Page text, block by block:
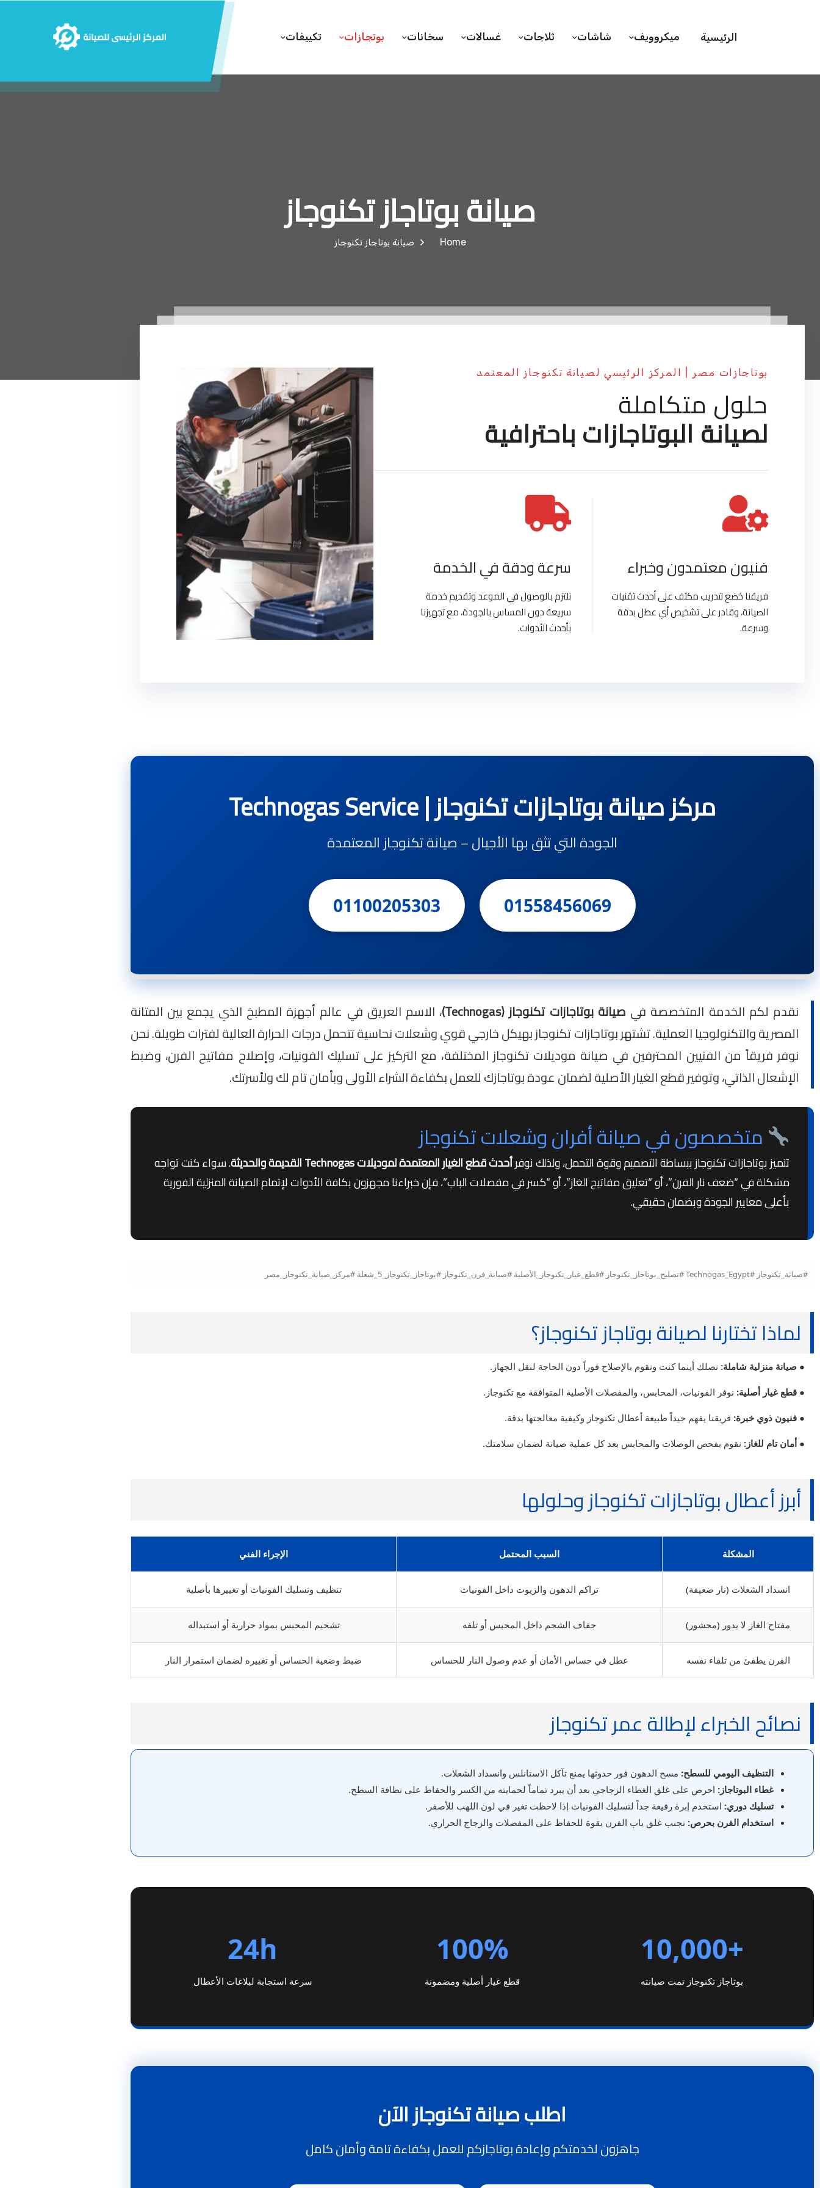
الرئيسية ميكروويف شاشات ثلاجات غسالات سخانات بوتجازات تكييفات
صيانة بوتاجاز تكنوجاز
Home صيانة بوتاجاز تكنوجاز
بوتاجازات مصر | المركز الرئيسي لصيانة تكنوجاز المعتمد
حلول متكاملة
لصيانة البوتاجازات باحترافية
فنيون معتمدون وخبراء
فريقنا خضع لتدريب مكثف على أحدث تقنيات
الصيانة، وقادر على تشخيص أي عطل بدقة
وسرعة.
سرعة ودقة في الخدمة
نلتزم بالوصول في الموعد وتقديم خدمة
سريعة دون المساس بالجودة، مع تجهيزنا
بأحدث الأدوات.
مركز صيانة بوتاجازات تكنوجاز | Technogas Service
الجودة التي تثق بها الأجيال – صيانة تكنوجاز المعتمدة
01558456069
01100205303
نقدم لكم الخدمة المتخصصة في صيانة بوتاجازات تكنوجاز (Technogas)
، الاسم العريق في عالم أجهزة المطبخ الذي يجمع بين المتانة
المصرية والتكنولوجيا العملية. تشتهر بوتاجازات تكنوجاز بهيكل خارجي قوي وشعلات نحاسية تتحمل درجات الحرارة العالية لفترات طويلة. نحن
نوفر فريقاً من الفنيين المحترفين في صيانة موديلات تكنوجاز المختلفة، مع التركيز على تسليك الفونيات، وإصلاح مفاتيح الفرن، وضبط
الإشعال الذاتي، وتوفير قطع الغيار الأصلية لضمان عودة بوتاجازك للعمل بكفاءة الشراء الأولى وبأمان تام لك ولأسرتك.
متخصصون في صيانة أفران وشعلات تكنوجاز
تتميز بوتاجازات تكنوجاز ببساطة التصميم وقوة التحمل، ولذلك نوفرأحدث قطع الغيار المعتمدة لموديلات Technogas القديمة والحديثة
. سواء كنت تواجه
مشكلة في “ضعف نار الفرن”، أو “تعليق مفاتيح الغاز”، أو “كسر في مفصلات الباب”، فإن خبراءنا مجهزون بكافة الأدوات لإتمام الصيانة المنزلية الفورية
بأعلى معايير الجودة وبضمان حقيقي.
#صيانة_تكنوجاز #Technogas_Egypt #تصليح_بوتاجاز_تكنوجاز #قطع_غيار_تكنوجاز_الأصلية #صيانة_فرن_تكنوجاز #بوتاجاز_تكنوجاز_5_شعلة #مركز_صيانة_تكنوجاز_مصر
لماذا تختارنا لصيانة بوتاجاز تكنوجاز؟
● صيانة منزلية شاملة: نصلك أينما كنت ونقوم بالإصلاح فوراً دون الحاجة لنقل الجهاز.
● قطع غيار أصلية: نوفر الفونيات، المحابس، والمفصلات الأصلية المتوافقة مع تكنوجاز.
● فنيون ذوي خبرة: فريقنا يفهم جيداً طبيعة أعطال تكنوجاز وكيفية معالجتها بدقة.
● أمان تام للغاز: نقوم بفحص الوصلات والمحابس بعد كل عملية صيانة لضمان سلامتك.
أبرز أعطال بوتاجازات تكنوجاز وحلولها
المشكلة السبب المحتمل الإجراء الفني
انسداد الشعلات (نار ضعيفة) تراكم الدهون والزيوت داخل الفونيات تنظيف وتسليك الفونيات أو تغييرها بأصلية
مفتاح الغاز لا يدور (محشور) جفاف الشحم داخل المحبس أو تلفه تشحيم المحبس بمواد حرارية أو استبداله
الفرن يطفئ من تلقاء نفسه عطل في حساس الأمان أو عدم وصول النار للحساس ضبط وضعية الحساس أو تغييره لضمان استمرار النار
نصائح الخبراء لإطالة عمر تكنوجاز
التنظيف اليومي للسطح: مسح الدهون فور حدوثها يمنع تآكل الاستانلس وانسداد الشعلات.
غطاء البوتاجاز: احرص على غلق الغطاء الزجاجي بعد أن يبرد تماماً لحمايته من الكسر والحفاظ على نظافة السطح.
تسليك دوري: استخدم إبرة رفيعة جداً لتسليك الفونيات إذا لاحظت تغير في لون اللهب للأصفر.
استخدام الفرن بحرص: تجنب غلق باب الفرن بقوة للحفاظ على المفصلات والزجاج الحراري.
+10,000
بوتاجاز تكنوجاز تمت صيانته
100%
قطع غيار أصلية ومضمونة
24h
سرعة استجابة لبلاغات الأعطال
اطلب صيانة تكنوجاز الآن
جاهزون لخدمتكم وإعادة بوتاجازكم للعمل بكفاءة تامة وأمان كامل